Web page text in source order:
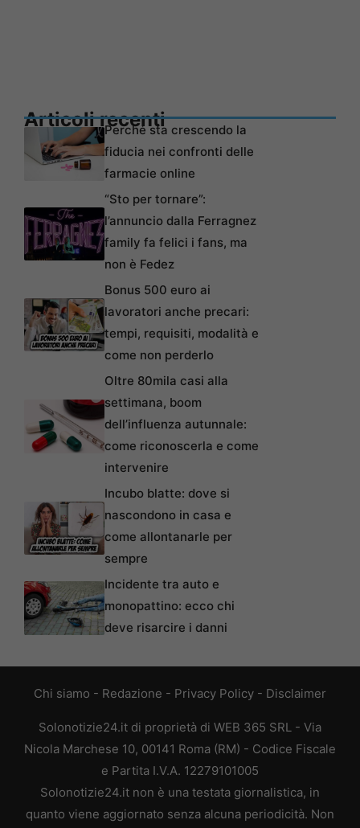
Articoli recentiPerché sta crescendo la
fiducia nei confronti delle
farmacie online
“Sto per tornare”:
l’annuncio dalla Ferragnez
family fa felici i fans, ma
non è Fedez
Bonus 500 euro ai
lavoratori anche precari:
tempi, requisiti, modalità e
come non perderlo
Oltre 80mila casi alla
settimana, boom
dell’influenza autunnale:
come riconoscerla e come
intervenire
Incubo blatte: dove si
nascondono in casa e
come allontanarle per
sempre
Incidente tra auto e
monopattino: ecco chi
deve risarcire i danni
Chi siamo - Redazione - Privacy Policy - Disclaimer
Solonotizie24.it di proprietà di WEB 365 SRL - Via
Nicola Marchese 10, 00141 Roma (RM) - Codice Fiscale
e Partita I.V.A. 12279101005
Solonotizie24.it non è una testata giornalistica, in
quanto viene aggiornato senza alcuna periodicità. Non